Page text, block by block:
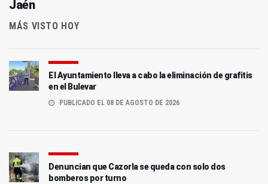
Jaén
MÁS VISTO HOY
El Ayuntamiento lleva a cabo la eliminación de grafitis
en el Bulevar
PUBLICADO EL 08 DE AGOSTO DE 2026
Denuncian que Cazorla se queda con solo dos
bomberos por turno